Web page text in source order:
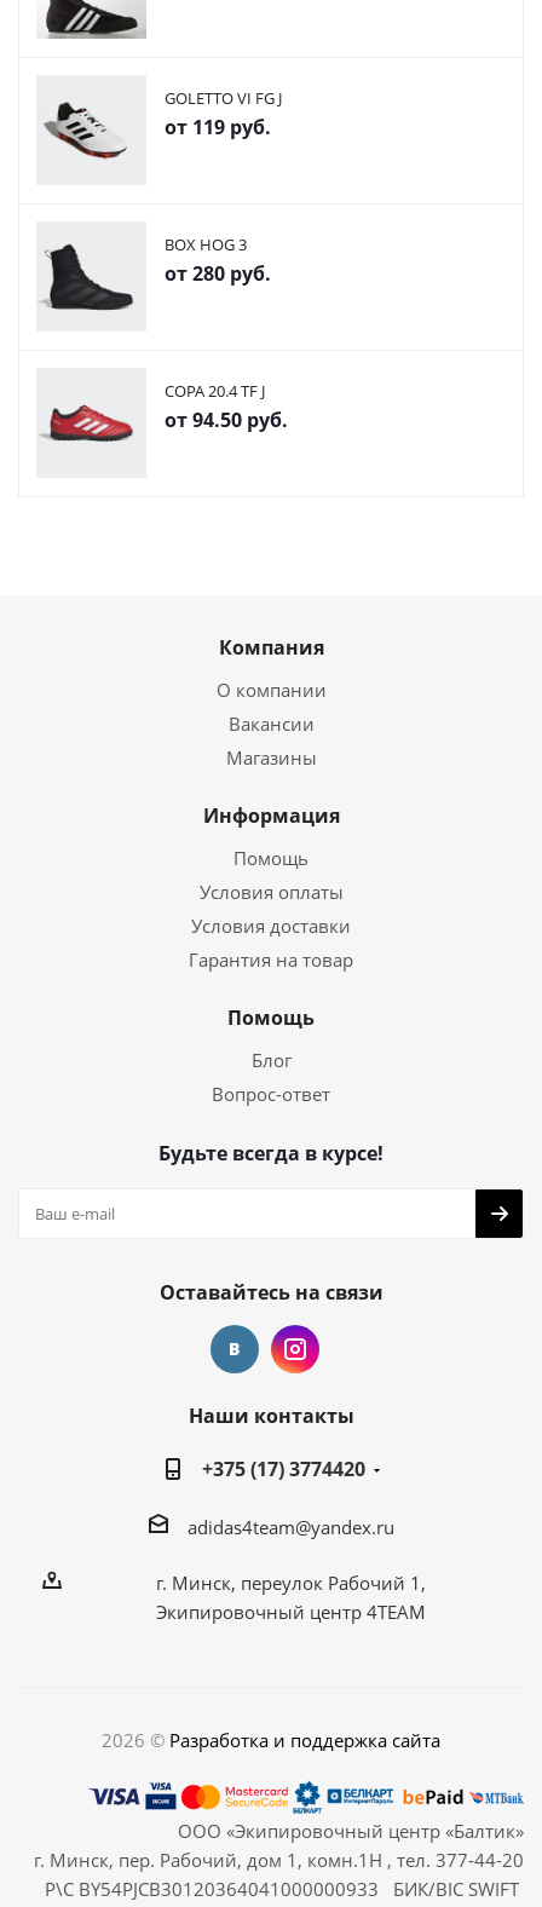
GOLETTO VI FG J
от 119 руб.
BOX HOG 3
от280 руб.
COPA 20.4 TF J
от94.50 руб.
Компания
О компании
Вакансии
Магазины
Информация
Помощь
Условия оплаты
Условия доставки
Гарантия на товар
Помощь
Блог
Вопрос-ответ
Будьте всегда в курсе!
Оставайтесь на связи
Наши контакты
+375 (17) 3774420
adidas4team@yandex.ru
г. Минск, переулок Рабочий 1,
Экипировочный центр 4TEAM
2026 © Разработка и поддержка сайта
ООО «Экипировочный центр «Балтик»
г. Минск, пер. Рабочий, дом 1, комн.1Н , тел. 377-44-20
Р\С BY54PJCB30120364041000000933 БИК/BIC SWIFT